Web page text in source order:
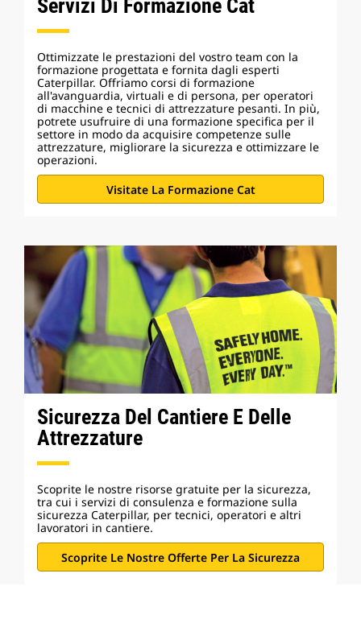
Servizi Di Formazione Cat
Ottimizzate le prestazioni del vostro team con la
formazione progettata e fornita dagli esperti
Caterpillar. Offriamo corsi di formazione
all'avanguardia, virtuali e di persona, per operatori
di macchine e tecnici di attrezzature pesanti. In più,
potrete usufruire di una formazione specifica per il
settore in modo da acquisire competenze sulle
attrezzature, migliorare la sicurezza e ottimizzare le
operazioni.
Visitate La Formazione Cat
Sicurezza Del Cantiere E Delle
Attrezzature
Scoprite le nostre risorse gratuite per la sicurezza,
tra cui i servizi di consulenza e formazione sulla
sicurezza Caterpillar, per tecnici, operatori e altri
lavoratori in cantiere.
Scoprite Le Nostre Offerte Per La Sicurezza